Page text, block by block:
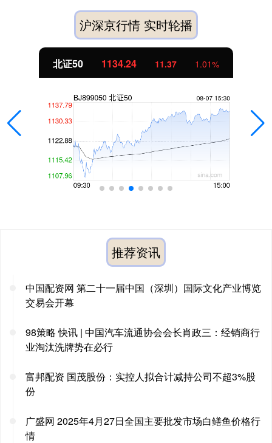
沪深京行情 实时轮播
北证50 1134.24 11.37 1.01%
推荐资讯
中国配资网 第二十一届中国（深圳）国际文化产业博览
交易会开幕
98策略 快讯 | 中国汽车流通协会会长肖政三：经销商行
业淘汰洗牌势在必行
富邦配资 国茂股份：实控人拟合计减持公司不超3%股
份
广盛网 2025年4月27日全国主要批发市场白鳝鱼价格行
情